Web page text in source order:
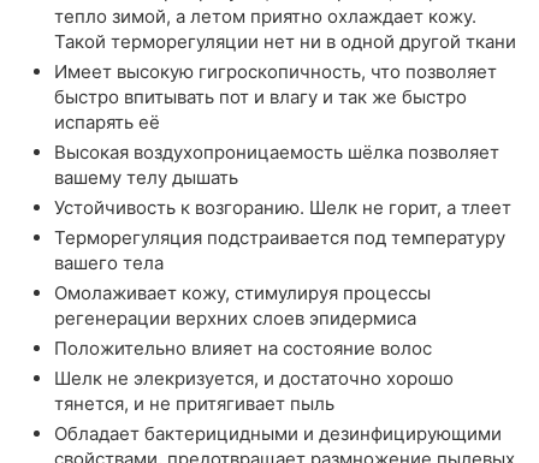
тепло зимой, а летом приятно охлаждает кожу.
Такой терморегуляции нет ни в одной другой ткани
Имеет высокую гигроскопичность, что позволяет
быстро впитывать пот и влагу и так же быстро
испарять её
Высокая воздухопроницаемость шёлка позволяет
вашему телу дышать
Устойчивость к возгоранию. Шелк не горит, а тлеет
Терморегуляция подстраивается под температуру
вашего тела
Омолаживает кожу, стимулируя процессы
регенерации верхних слоев эпидермиса
Положительно влияет на состояние волос
Шелк не элекризуется, и достаточно хорошо
тянется, и не притягивает пыль
Обладает бактерицидными и дезинфицирующими